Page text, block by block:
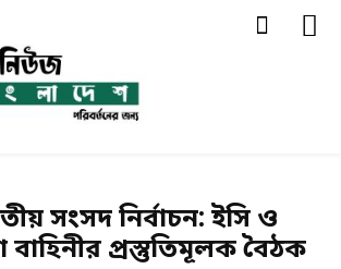
সংসদ নির্বাচন: ইসি ও
প্রস্তুতিমূলক বৈঠক